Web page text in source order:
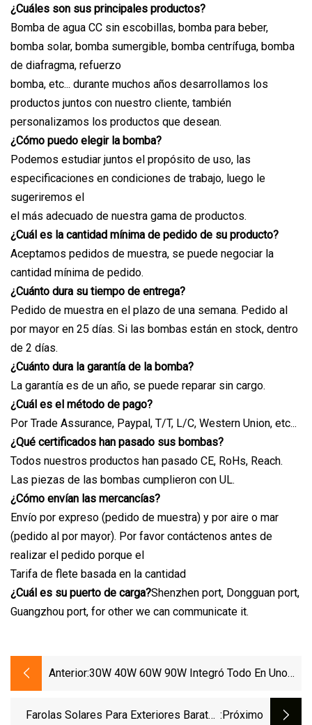
¿Cuáles son sus principales productos?
Bomba de agua CC sin escobillas, bomba para beber,
bomba solar, bomba sumergible, bomba centrífuga, bomba
de diafragma, refuerzo
bomba, etc... durante muchos años desarrollamos los
productos juntos con nuestro cliente, también
personalizamos los productos que desean.
¿Cómo puedo elegir la bomba?
Podemos estudiar juntos el propósito de uso, las
especificaciones en condiciones de trabajo, luego le
sugeriremos el
el más adecuado de nuestra gama de productos.
¿Cuál es la cantidad mínima de pedido de su producto?
Aceptamos pedidos de muestra, se puede negociar la
cantidad mínima de pedido.
¿Cuánto dura su tiempo de entrega?
Pedido de muestra en el plazo de una semana. Pedido al
por mayor en 25 días. Si las bombas están en stock, dentro
de 2 días.
¿Cuánto dura la garantía de la bomba?
La garantía es de un año, se puede reparar sin cargo.
¿Cuál es el método de pago?
Por Trade Assurance, Paypal, T/T, L/C, Western Union, etc...
¿Qué certificados han pasado sus bombas?
Todos nuestros productos han pasado CE, RoHs, Reach.
Las piezas de las bombas cumplieron con UL.
¿Cómo envían las mercancías?
Envío por expreso (pedido de muestra) y por aire o mar
(pedido al por mayor). Por favor contáctenos antes de
realizar el pedido porque el
Tarifa de flete basada en la cantidad
¿Cuál es su puerto de carga?Shenzhen port, Dongguan port,
Guangzhou port, for other we can communicate it.
Anterior:30W 40W 60W 90W Integró Todo En Uno
Camino LED De La Inundación Del Poder
Farolas Solares Para Exteriores Baratas :próximo